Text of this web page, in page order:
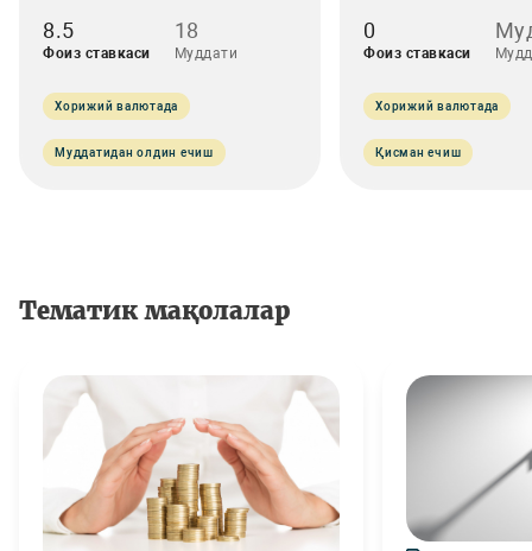
8.5
Фоиз ставкаси
18
Муддати
Хорижий валютада
Муддатидан олдин ечиш
0
Фоиз ставкаси
Хорижий валютада
Қисман ечиш
Тематик мақолалар